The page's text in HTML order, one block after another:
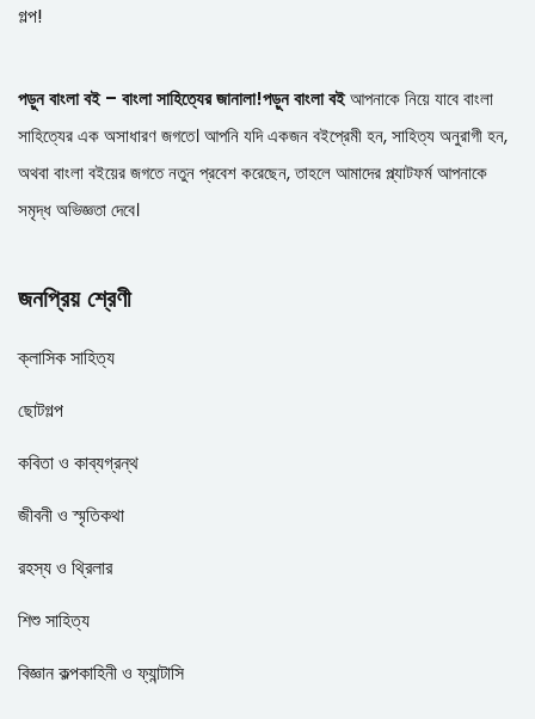
গল্প!
পড়ুন বাংলা বই – বাংলা সাহিত্যের জানালা!পড়ুন বাংলা বইআপনাকে নিয়ে যাবে বাংলা
সাহিত্যের এক অসাধারণ জগতে। আপনি যদি একজন বইপ্রেমী হন, সাহিত্য অনুরাগী হন,
অথবা বাংলা বইয়ের জগতে নতুন প্রবেশ করেছেন, তাহলে আমাদের প্ল্যাটফর্ম আপনাকে
সমৃদ্ধ অভিজ্ঞতা দেবে।
জনপ্রিয় শ্রেণী
ক্লাসিক সাহিত্য
ছোটগল্প
কবিতা ও কাব্যগ্রন্থ
জীবনী ও স্মৃতিকথা
রহস্য ও থ্রিলার
শিশু সাহিত্য
বিজ্ঞান কল্পকাহিনী ও ফ্যান্টাসি